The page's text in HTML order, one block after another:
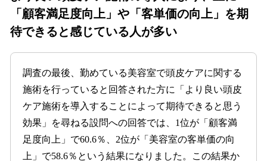
「顧客満足度向上」や「客単価の向上」を期
待できると感じている人が多い
調査の最後、勤めている美容室で頭皮ケアに関する
施術を行っていると回答された方に「より良い頭皮
ケア施術を導入することによって期待できると思う
効果」を尋ねる設問への回答では、1位が「顧客満
足度向上」で60.6％、2位が「美容室の客単価の向
上」で58.6％という結果になりました。この結果か